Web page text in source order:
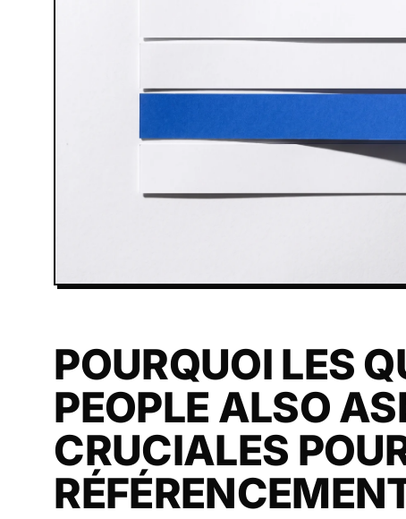
POURQUOI LES
PEOPLE ALSO
CRUCIALES